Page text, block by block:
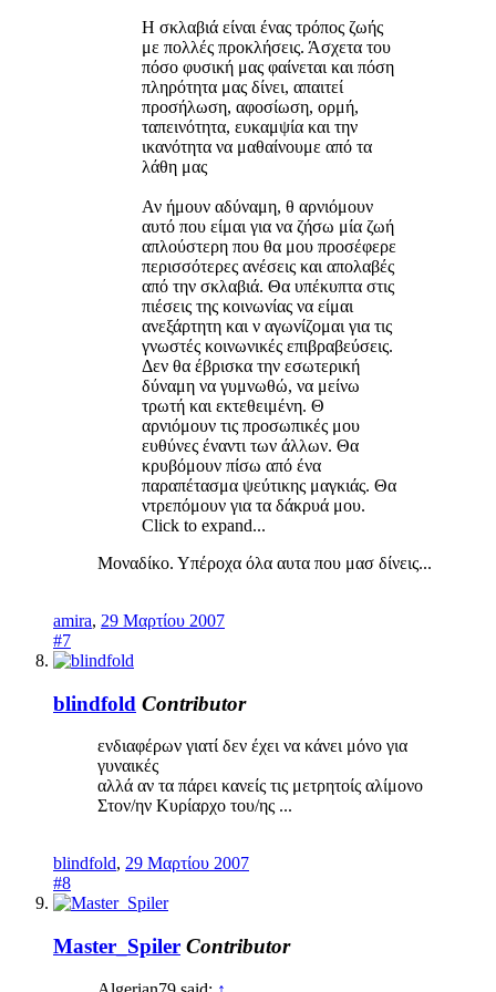
Η σκλαβιά είναι ένας τρόπος ζωής
με πολλές προκλήσεις. Άσχετα του
πόσο φυσική μας φαίνεται και πόση
πληρότητα μας δίνει, απαιτεί
προσήλωση, αφοσίωση, ορμή,
ταπεινότητα, ευκαμψία και την
ικανότητα να μαθαίνουμε από τα
λάθη μας
Αν ήμουν αδύναμη, θ αρνιόμουν
αυτό που είμαι για να ζήσω μία ζωή
απλούστερη που θα μου προσέφερε
περισσότερες ανέσεις και απολαβές
από την σκλαβιά. Θα υπέκυπτα στις
πιέσεις της κοινωνίας να είμαι
ανεξάρτητη και ν αγωνίζομαι για τις
γνωστές κοινωνικές επιβραβεύσεις.
Δεν θα έβρισκα την εσωτερική
δύναμη να γυμνωθώ, να μείνω
τρωτή και εκτεθειμένη. Θ
αρνιόμουν τις προσωπικές μου
ευθύνες έναντι των άλλων. Θα
κρυβόμουν πίσω από ένα
παραπέτασμα ψεύτικης μαγκιάς. Θα
ντρεπόμουν για τα δάκρυά μου.
Click to expand...
Μοναδίκο. Υπέροχα όλα αυτα που μασ δίνεις...
amira, 29 Μαρτίου 2007
#7
blindfold Contributor
ενδιαφέρων γιατί δεν έχει να κάνει μόνο για
γυναικές
αλλά αν τα πάρει κανείς τις μετρητοίς αλίμονο
Στον/ην Κυρίαρχο του/ης ...
blindfold, 29 Μαρτίου 2007
#8
Master_Spiler Contributor